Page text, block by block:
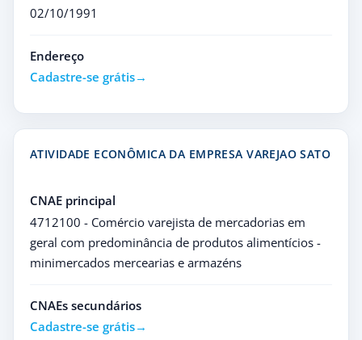
02/10/1991
Endereço
Cadastre-se grátis
ATIVIDADE ECONÔMICA DA EMPRESA VAREJAO SATO
CNAE principal
4712100 - Comércio varejista de mercadorias em
geral com predominância de produtos alimentícios -
minimercados mercearias e armazéns
CNAEs secundários
Cadastre-se grátis